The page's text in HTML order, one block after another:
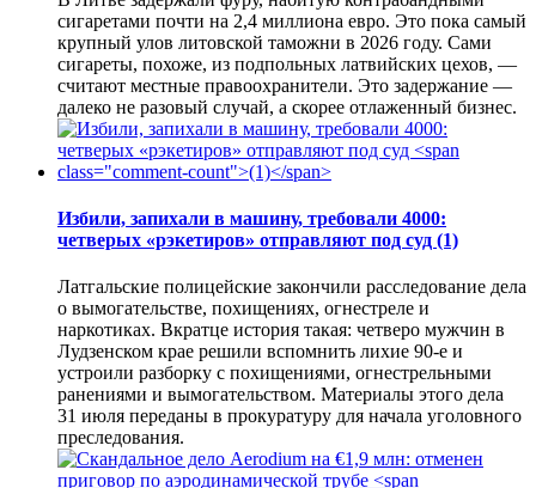
сигаретами почти на 2,4 миллиона евро. Это пока самый
крупный улов литовской таможни в 2026 году. Сами
сигареты, похоже, из подпольных латвийских цехов, —
считают местные правоохранители. Это задержание —
далеко не разовый случай, а скорее отлаженный бизнес.
Избили, запихали в машину, требовали 4000:
четверых «рэкетиров» отправляют под суд (1)
Латгальские полицейские закончили расследование дела
о вымогательстве, похищениях, огнестреле и
наркотиках. Вкратце история такая: четверо мужчин в
Лудзенском крае решили вспомнить лихие 90-е и
устроили разборку с похищениями, огнестрельными
ранениями и вымогательством. Материалы этого дела
31 июля переданы в прокуратуру для начала уголовного
преследования.